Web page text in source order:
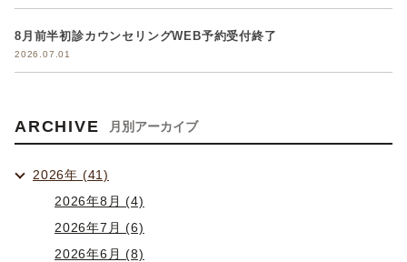
8月前半初診カウンセリングWEB予約受付終了
2026.07.01
ARCHIVE 月別アーカイブ
2026年 (41)
2026年8月 (4)
2026年7月 (6)
2026年6月 (8)